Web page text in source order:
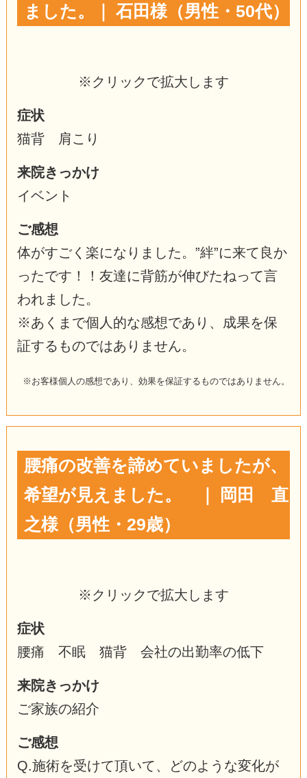
ました。｜ 石田様（男性・50代）
※クリックで拡大します
症状
猫背 肩こり
来院きっかけ
イベント
ご感想
体がすごく楽になりました。”絆”に来て良か
ったです！！友達に背筋が伸びたねって言
われました。
※あくまで個人的な感想であり、成果を保
証するものではありません。
※お客様個人の感想であり、効果を保証するものではありません。
腰痛の改善を諦めていましたが、
希望が見えました。 ｜ 岡田 直
之様（男性・29歳）
※クリックで拡大します
症状
腰痛 不眠 猫背 会社の出勤率の低下
来院きっかけ
ご家族の紹介
ご感想
Q.施術を受けて頂いて、どのような変化が